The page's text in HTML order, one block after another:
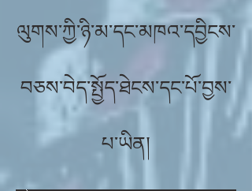
ལུགས་ཀྱི་ཉི་མ་དང་མཁའ་དབྱིངས་
བཅས་བེད་སྤྱོད་ཐེངས་དང་པོ་བྱས་
པ་ཡིན།